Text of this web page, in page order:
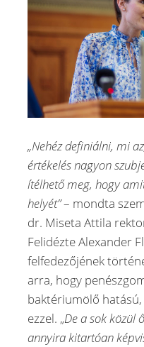
„Nehéz definiálni, mi
értékelés nagyon
ítélhető meg, hogy
helyét”– mondta
dr. Miseta Attila
Felidézte Alexander
felfedezőjének
arra, hogy
baktériumölő
ezzel. „De a sok közül
annyira kitartóan